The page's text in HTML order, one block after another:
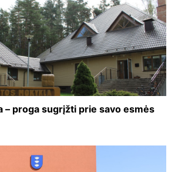
– proga sugrįžti prie savo esmės